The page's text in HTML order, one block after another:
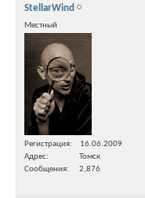
StellarWind
Местный
Регистрация
16.06.2009
Адрес
Томск
Сообщения
2,876